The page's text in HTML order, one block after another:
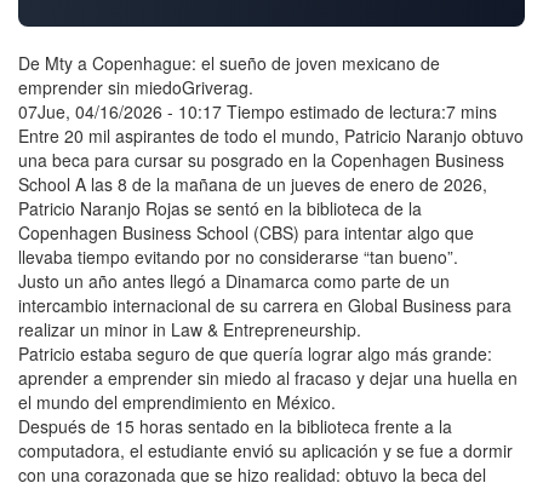
De Mty a Copenhague: el sueño de joven mexicano de
emprender sin miedoGriverag.
07Jue, 04/16/2026 - 10:17 Tiempo estimado de lectura:7 mins
Entre 20 mil aspirantes de todo el mundo, Patricio Naranjo obtuvo
una beca para cursar su posgrado en la Copenhagen Business
School A las 8 de la mañana de un jueves de enero de 2026,
Patricio Naranjo Rojas se sentó en la biblioteca de la
Copenhagen Business School (CBS) para intentar algo que
llevaba tiempo evitando por no considerarse “tan bueno”.
Justo un año antes llegó a Dinamarca como parte de un
intercambio internacional de su carrera en Global Business para
realizar un minor in Law & Entrepreneurship.
Patricio estaba seguro de que quería lograr algo más grande:
aprender a emprender sin miedo al fracaso y dejar una huella en
el mundo del emprendimiento en México.
Después de 15 horas sentado en la biblioteca frente a la
computadora, el estudiante envió su aplicación y se fue a dormir
con una corazonada que se hizo realidad: obtuvo la beca del